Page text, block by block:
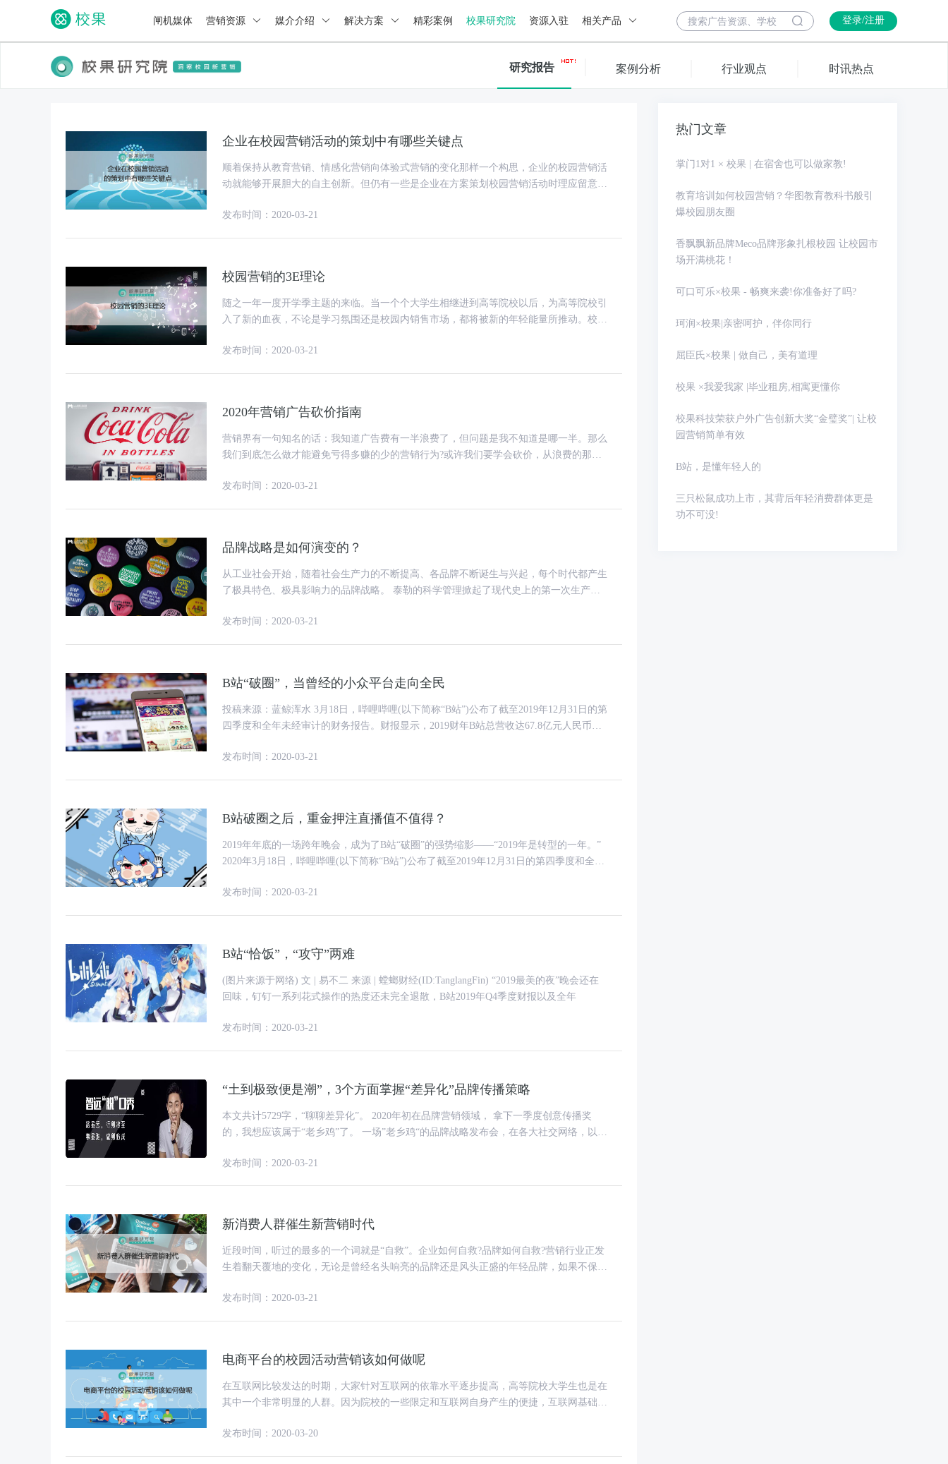
闸机媒体 营销资源 媒介介绍 解决方案 精彩案例 校果研究院 资源入驻 相关产品 登录/注册
研究报告 案例分析 行业观点 时讯热点
企业在校园营销活动的策划中有哪些关键点
顺着保持从教育营销、情感化营销向体验式营销的变化那样一个构思，企业的校园营销活
动就能够开展胆大的自主创新。但仍有一些是企业在方案策划校园营销活动时理应留意的
发布时间：2020-03-21
校园营销的3E理论
随之一年一度开学季主题的来临。当一个个大学生相继进到高等院校以后，为高等院校引
入了新的血夜，不论是学习氛围还是校园内销售市场，都将被新的年轻能量所推动。校园
发布时间：2020-03-21
2020年营销广告砍价指南
营销界有一句知名的话：我知道广告费有一半浪费了，但问题是我不知道是哪一半。那么
我们到底怎么做才能避免亏得多赚的少的营销行为?或许我们要学会砍价，从浪费的那一
发布时间：2020-03-21
品牌战略是如何演变的？
从工业社会开始，随着社会生产力的不断提高、各品牌不断诞生与兴起，每个时代都产生
了极具特色、极具影响力的品牌战略。 泰勒的科学管理掀起了现代史上的第一次生产力
发布时间：2020-03-21
B站“破圈”，当曾经的小众平台走向全民
投稿来源：蓝鲸浑水 3月18日，哔哩哔哩(以下简称“B站”)公布了截至2019年12月31日的第
四季度和全年未经审计的财务报告。财报显示，2019财年B站总营收达67.8亿元人民币，
发布时间：2020-03-21
B站破圈之后，重金押注直播值不值得？
2019年年底的一场跨年晚会，成为了B站“破圈”的强势缩影——“2019年是转型的一年。”
2020年3月18日，哔哩哔哩(以下简称“B站”)公布了截至2019年12月31日的第四季度和全年
发布时间：2020-03-21
B站“恰饭”，“攻守”两难
(图片来源于网络) 文 | 易不二 来源 | 螳螂财经(ID:TanglangFin) “2019最美的夜”晚会还在
回味，钉钉一系列花式操作的热度还未完全退散，B站2019年Q4季度财报以及全年
发布时间：2020-03-21
“土到极致便是潮”，3个方面掌握“差异化”品牌传播策略
本文共计5729字，“聊聊差异化”。 2020年初在品牌营销领域， 拿下一季度创意传播奖
的，我想应该属于“老乡鸡”了。 一场”老乡鸡“的品牌战略发布会，在各大社交网络，以及
发布时间：2020-03-21
新消费人群催生新营销时代
近段时间，听过的最多的一个词就是“自救”。企业如何自救?品牌如何自救?营销行业正发
生着翻天覆地的变化，无论是曾经名头响亮的品牌还是风头正盛的年轻品牌，如果不保持
发布时间：2020-03-21
电商平台的校园活动营销该如何做呢
在互联网比较发达的时期，大家针对互联网的依靠水平逐步提高，高等院校大学生也是在
其中一个非常明显的人群。因为院校的一些限定和互联网自身产生的便捷，互联网基础包
发布时间：2020-03-20
热门文章
掌门1对1 × 校果 | 在宿舍也可以做家教!
教育培训如何校园营销？华图教育教科书般引
爆校园朋友圈
香飘飘新品牌Meco品牌形象扎根校园 让校园市
场开满桃花！
可口可乐×校果 - 畅爽来袭!你准备好了吗?
珂润×校果|亲密呵护，伴你同行
屈臣氏×校果 | 做自己，美有道理
校果 ×我爱我家 |毕业租房,相寓更懂你
校果科技荣获户外广告创新大奖“金璧奖”| 让校
园营销简单有效
B站，是懂年轻人的
三只松鼠成功上市，其背后年轻消费群体更是
功不可没!